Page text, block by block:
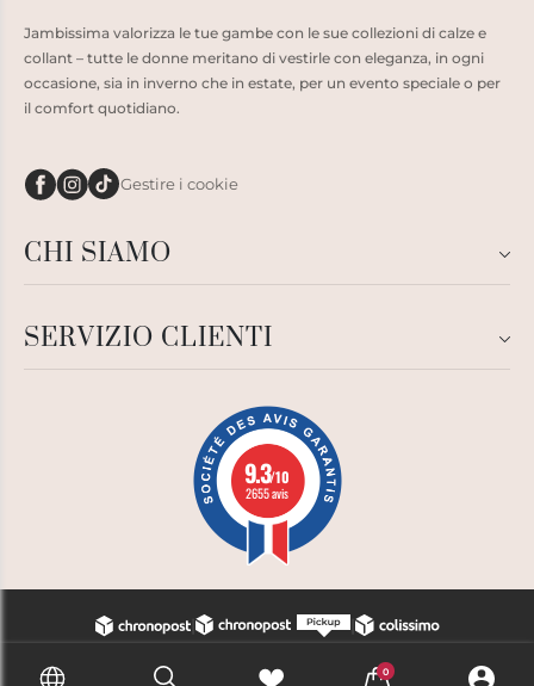
0
Jambissima valorizza le tue gambe con le sue collezioni di calze e
collant – tutte le donne meritano di vestirle con eleganza, in ogni
occasione, sia in inverno che in estate, per un evento speciale o per
il comfort quotidiano.
Gestire i cookie
CHI SIAMO
SERVIZIO CLIENTI
9.3/10
2655 avis